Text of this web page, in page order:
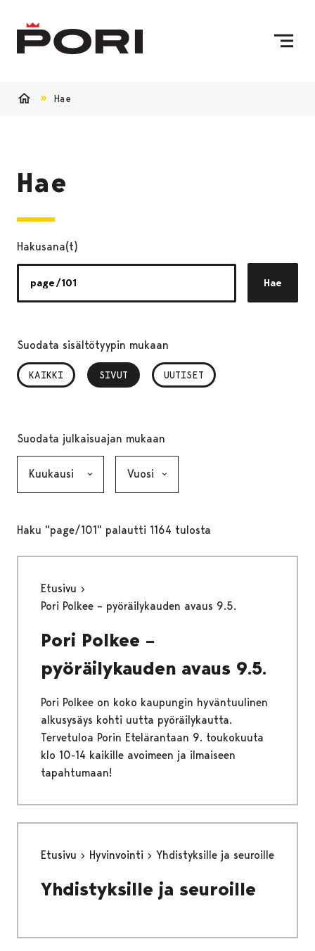
Hae
Hae
Hakusana(t)
Hae
Suodata sisältötyypin mukaan
KAIKKI SIVUT
, VALITTU UUTISET
Suodata julkaisuajan mukaan
Haku "page/101" palautti 1164 tulosta
Etusivu
Pori Polkee – pyöräilykauden avaus 9.5.
Pori Polkee –
pyöräilykauden avaus 9.5.
Pori Polkee on koko kaupungin hyväntuulinen
alkusysäys kohti uutta pyöräilykautta.
Tervetuloa Porin Etelärantaan 9. toukokuuta
klo 10-14 kaikille avoimeen ja ilmaiseen
tapahtumaan!
Etusivu Hyvinvointi Yhdistyksille ja seuroille
Yhdistyksille ja seuroille